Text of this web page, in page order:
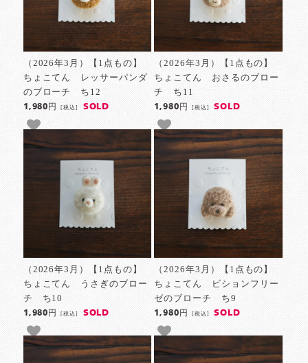
（2026年3月）【1点もの】
ちょこてん レッサーパンダ
のブローチ ち12
1,980円[税込] SOLD
（2026年3月）【1点もの】
ちょこてん おさるのブロー
チ ち11
1,980円 [税込] SOLD
（2026年3月）【1点もの】
ちょこてん うさぎのブロー
チ ち10
1,980円[税込] SOLD
（2026年3月）【1点もの】
ちょこてん ビションフリー
ゼのブローチ ち9
1,980円 [税込] SOLD